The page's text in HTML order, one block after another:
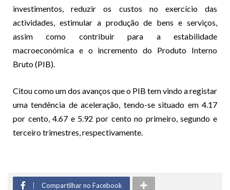
investimentos, reduzir os custos no exercício das
actividades, estimular a produção de bens e serviços,
assim como contribuir para a estabilidade
macroeconómica e o incremento do Produto Interno
Bruto (PIB).
Citou como um dos avanços que o PIB tem vindo a registar
uma tendência de aceleração, tendo-se situado em 4.17
por cento, 4.67 e 5.92 por cento no primeiro, segundo e
terceiro trimestres, respectivamente.
Compartilhar no Facebook